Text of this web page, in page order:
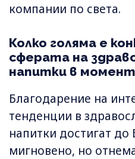
компании по света.
Колко голяма е
сферата на
напитки в
Благодарение на
тенденции в
напитки достигат до
мигновено, но